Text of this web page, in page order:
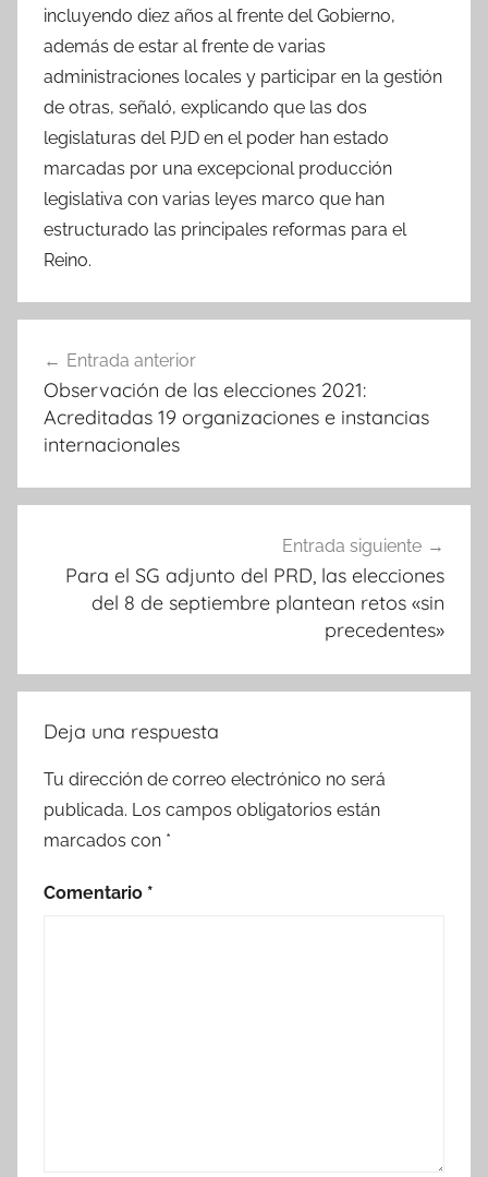
incluyendo diez años al frente del Gobierno,
además de estar al frente de varias
administraciones locales y participar en la gestión
de otras, señaló, explicando que las dos
legislaturas del PJD en el poder han estado
marcadas por una excepcional producción
legislativa con varias leyes marco que han
estructurado las principales reformas para el
Reino.
de
entradas
Entrada anterior
Observación de las elecciones 2021:
Acreditadas 19 organizaciones e instancias
internacionales
Entrada siguiente
Para el SG adjunto del PRD, las elecciones
del 8 de septiembre plantean retos «sin
precedentes»
Deja una respuesta
Tu dirección de correo electrónico no será
publicada. Los campos obligatorios están
marcados con *
Comentario *